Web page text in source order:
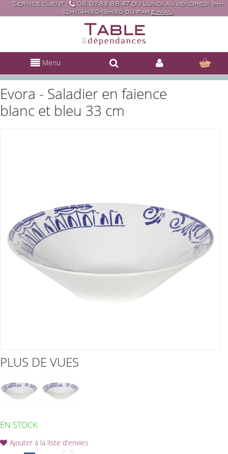
Service client :
06.07.83.98.47 du Lundi au vendredi 9h-
12h/14h30-18h30 ou par e-mail
Menu
Evora - Saladier en faience
blanc et bleu 33 cm
PLUS DE VUES
EN STOCK
Ajouter à la liste d'envies